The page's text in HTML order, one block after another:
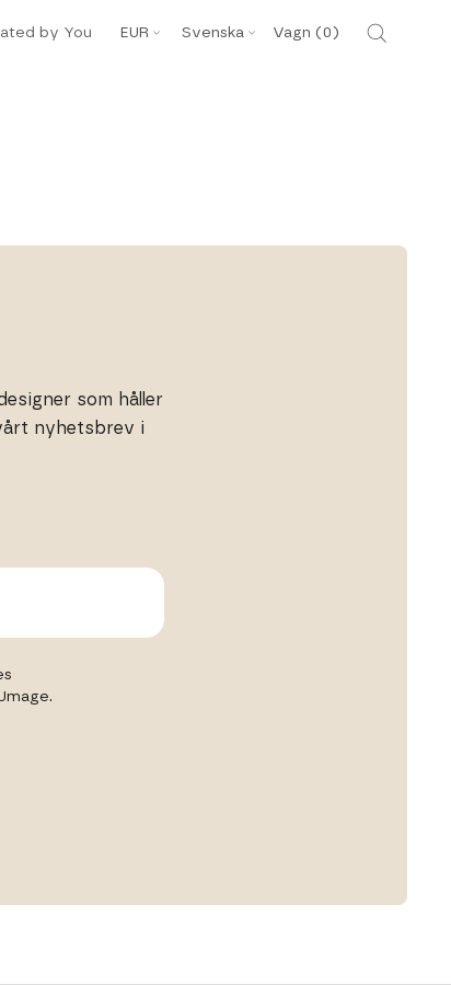
by You
Valuta
EUR
Språk
Svenska Vagn (0 )
som håller
nyhetsbrev i